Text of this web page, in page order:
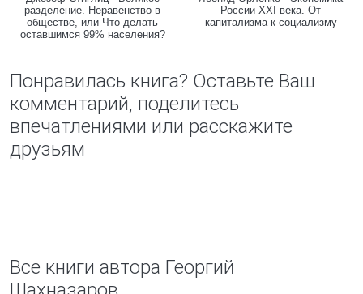
разделение. Неравенство в
обществе, или Что делать
оставшимся 99% населения?
России XXI века. От
капитализма к социализму
Понравилась книга? Оставьте Ваш
комментарий, поделитесь
впечатлениями или расскажите
друзьям
Все книги автора Георгий